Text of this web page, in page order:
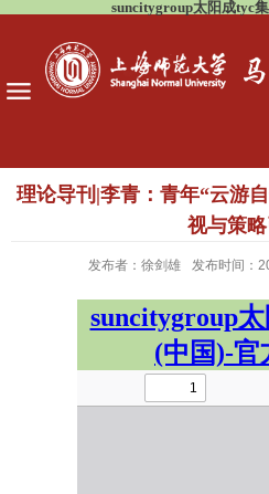
suncitygroup太阳成tyc
理论导刊|李青：青年“云游
视与策
发布者：徐剑雄 发布时间：